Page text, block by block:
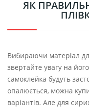
ЯК
Вибираючи матеріал
звертайте увагу на
самоклейка будуть
опалюється, можна
варіантів. Але для